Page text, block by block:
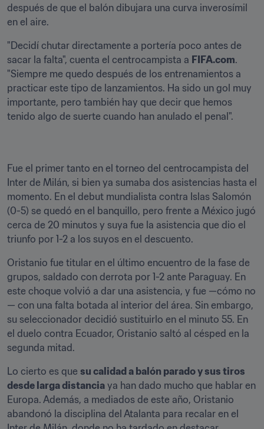
después de que el balón dibujara una curva inverosímil
en el aire.
"Decidí chutar directamente a portería poco antes de
sacar la falta", cuenta el centrocampista a FIFA.com.
"Siempre me quedo después de los entrenamientos a
practicar este tipo de lanzamientos. Ha sido un gol muy
importante, pero también hay que decir que hemos
tenido algo de suerte cuando han anulado el penal".
Fue el primer tanto en el torneo del centrocampista del
Inter de Milán, si bien ya sumaba dos asistencias hasta el
momento. En el debut mundialista contra Islas Salomón
(0-5) se quedó en el banquillo, pero frente a México jugó
cerca de 20 minutos y suya fue la asistencia que dio el
triunfo por 1-2 a los suyos en el descuento.
Oristanio fue titular en el último encuentro de la fase de
grupos, saldado con derrota por 1-2 ante Paraguay. En
este choque volvió a dar una asistencia, y fue —cómo no
— con una falta botada al interior del área. Sin embargo,
su seleccionador decidió sustituirlo en el minuto 55. En
el duelo contra Ecuador, Oristanio saltó al césped en la
segunda mitad.
Lo cierto es que su calidad a balón parado y sus tiros
desde larga distancia ya han dado mucho que hablar en
Europa. Además, a mediados de este año, Oristanio
abandonó la disciplina del Atalanta para recalar en el